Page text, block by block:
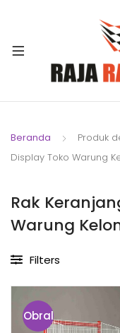
Beranda
Produk
Display Toko Warung
Rak
Warung
Filters
Obral